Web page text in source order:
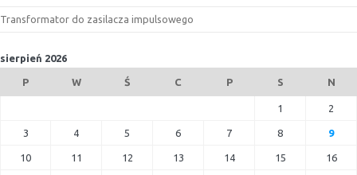
Transformator do zasilacza impulsowego
sierpień 2026
P W Ś C P S N
1 2
3 4 5 6 7 8 9
10 11 12 13 14 15 16